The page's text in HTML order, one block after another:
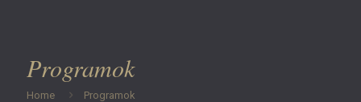
Programok
Home Programok